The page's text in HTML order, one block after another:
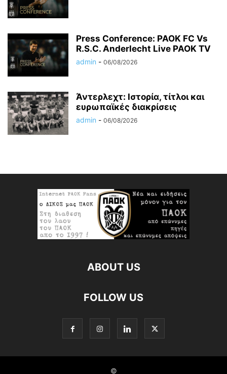
Press Conference: PAOK FC Vs
R.S.C. Anderlecht Live PAOK TV
admin - 06/08/2026
Άντερλεχτ: Ιστορία, τίτλοι και
ευρωπαϊκές διακρίσεις
admin - 06/08/2026
ABOUT US
FOLLOW US
©